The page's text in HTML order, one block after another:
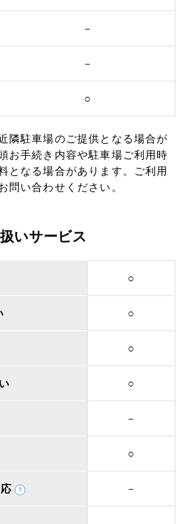
－
－
○
隣駐車場のご提供となる場合が
お手続き内容や駐車場ご利用時
となる場合があります。ご利用
問い合わせください。
いサービス
○
○
○
○
－
○
－